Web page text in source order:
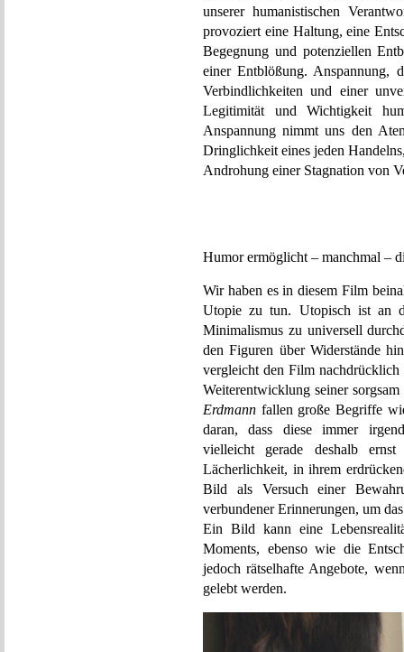
unserer humanistischen
provoziert eine Haltung, eine
Begegnung und potenziellen
einer Entblößung. Anspannung,
Verbindlichkeiten und einer
Legitimität und Wichtigkeit
Anspannung nimmt uns den
Dringlichkeit eines jeden
Androhung einer Stagnation von
Humor ermöglicht – manchmal –
Wir haben es in diesem Film
Utopie zu tun. Utopisch ist an
Minimalismus zu universell
den Figuren über Widerstände
vergleicht den Film
Weiterentwicklung seiner
Erdmann fallen große Begriffe
daran, dass diese immer
vielleicht gerade deshalb
Lächerlichkeit, in ihrem
Bild als Versuch einer
verbundener Erinnerungen, um
Ein Bild kann eine
Moments, ebenso wie die
jedoch rätselhafte Angebote,
gelebt werden.